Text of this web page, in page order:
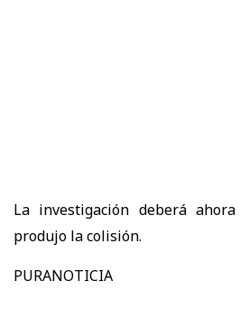
La investigación deberá
produjo la colisión.
PURANOTICIA